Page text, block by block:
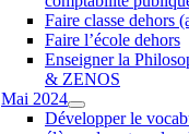
Faire classe dehors
Faire l’école dehors
Enseigner la
& ZENOS
Mai 2024
Développer le